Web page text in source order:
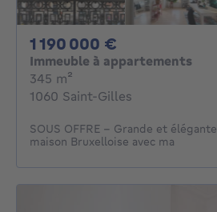
1 190 000 €
Immeuble à appartements
345 m²
1060 Saint-Gilles
SOUS OFFRE - Grande et élégante
maison Bruxelloise avec ma